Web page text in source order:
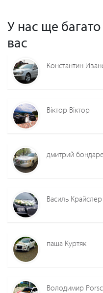
У нас ще багато
вас
Константин
Віктор Віктор
дмитрий
Василь Крайслер
паша Куртяк
Володимир